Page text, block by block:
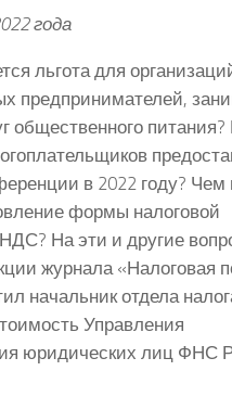
года
льгота для
предпринимателей,
общественного
в 2022 году? Чем
формы налоговой
На эти и другие
журнала «Налоговая
начальник отдела
Управления
юридических лиц ФНС